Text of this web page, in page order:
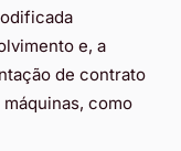
e, a
de contrato
como